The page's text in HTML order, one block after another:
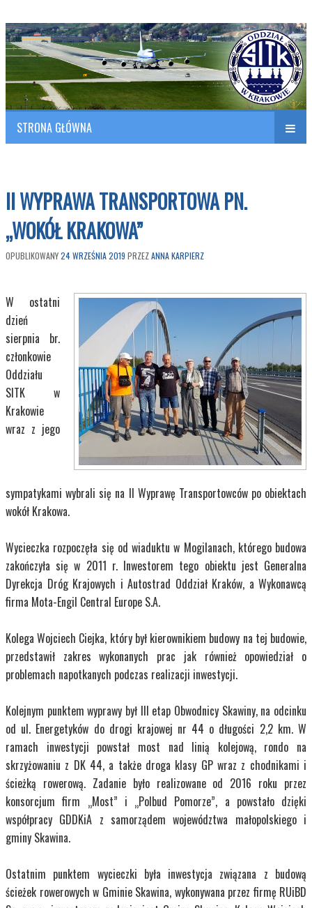
SITK RP Oddział w KRAKOWIE
Polish Association of Engineers & Technicians of Transportation
STRONA GŁÓWNA
II WYPRAWA TRANSPORTOWA PN.
„WOKÓŁ KRAKOWA”
OPUBLIKOWANY24 WRZEŚNIA 2019 PRZEZANNA KARPIERZ
W ostatni
dzień
sierpnia br.
członkowie
Oddziału
SITK w
Krakowie
wraz z jego
sympatykami wybrali się na II Wyprawę Transportowców po obiektach
wokół Krakowa.
Wycieczka rozpoczęła się od wiaduktu w Mogilanach, którego budowa
zakończyła się w 2011 r. Inwestorem tego obiektu jest Generalna
Dyrekcja Dróg Krajowych i Autostrad Oddział Kraków, a Wykonawcą
firma Mota-Engil Central Europe S.A.
Kolega Wojciech Ciejka, który był kierownikiem budowy na tej budowie,
przedstawił zakres wykonanych prac jak również opowiedział o
problemach napotkanych podczas realizacji inwestycji.
Kolejnym punktem wyprawy był III etap Obwodnicy Skawiny, na odcinku
od ul. Energetyków do drogi krajowej nr 44 o długości 2,2 km. W
ramach inwestycji powstał most nad linią kolejową, rondo na
skrzyżowaniu z DK 44, a także droga klasy GP wraz z chodnikami i
ścieżką rowerową. Zadanie było realizowane od 2016 roku przez
konsorcjum firm „Most” i „Polbud Pomorze”, a powstało dzięki
współpracy GDDKiA z samorządem województwa małopolskiego i
gminy Skawina.
Ostatnim punktem wycieczki była inwestycja związana z budową
ścieżek rowerowych w Gminie Skawina, wykonywana przez firmę RUiBD